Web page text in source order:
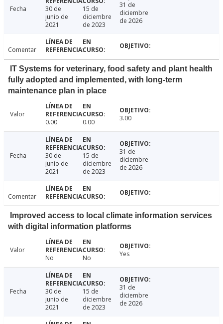
Fecha
30 de
junio de
2021
15 de
diciembre
de 2023
31 de
diciembre
de 2026
Comentar
IT Systems for veterinary, food safety and plant health
fully adopted and implemented, with long-term
maintenance plan in place
Valor
0.00
0.00 3.00
Fecha
30 de
junio de
2021
15 de
diciembre
de 2023
31 de
diciembre
de 2026
Comentar
Improved access to local climate information services
with digital information platforms
Valor
No
No Yes
Fecha
30 de
junio de
2021
15 de
diciembre
de 2023
31 de
diciembre
de 2026